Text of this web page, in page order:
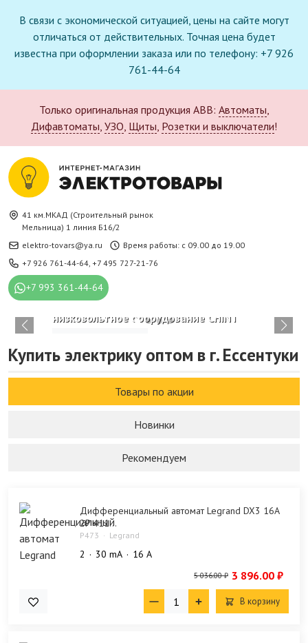
В связи с экономической ситуацией, цены на сайте могут
отличаться от действительных. Точная цена будет
известна при оформлении заказа или по телефону: +7 926
761-44-64
Только оригинальная продукция ABB: Автоматы,
Дифавтоматы, УЗО, Щиты, Розетки и выключатели!
41 км.МКАД (Строительный рынок
Мельница) 1 линия Б16/2
elektro-tovars@ya.ru
Время работы: с 09.00 до 19.00
+7 926 761-44-64, +7 495 727-21-76
+7 993 361-44-64
Новое поступление в каталоге:
низковольтное оборудование CHINT
Купить электрику оптом в г. Ессентуки
Товары по акции
Новинки
Рекомендуем
Дифференциальный автомат Legrand DX3 16А
2P 411...
P473 Legrand
2 30 mA 16 А
5 036.00 ₽ 3 896.00 ₽
В корзину